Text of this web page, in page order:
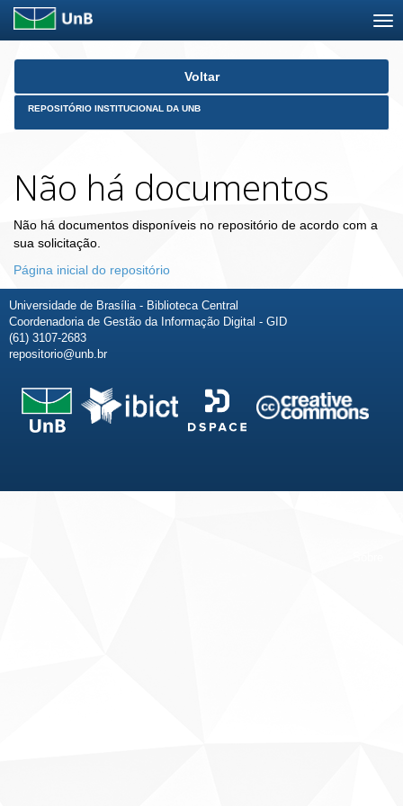
Skip
Voltar
REPOSITÓRIO INSTITUCIONAL DA UNB
Não há documentos
Não há documentos disponíveis no repositório de acordo com a
sua solicitação.
Página inicial do repositório
Universidade de Brasília - Biblioteca Central
Coordenadoria de Gestão da Informação Digital - GID
(61) 3107-2683
repositorio@unb.br